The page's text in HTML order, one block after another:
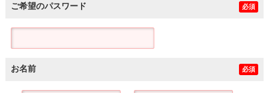
ご希望のパスワード 必須
お名前 必須